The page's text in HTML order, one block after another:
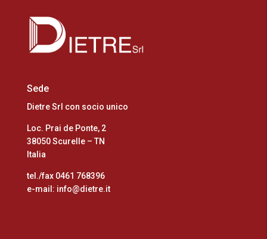
Sede
Dietre Srl con socio unico
Loc. Prai de Ponte, 2
38050 Scurelle – TN
Italia
tel./fax 0461 768396
e-mail: info@dietre.it